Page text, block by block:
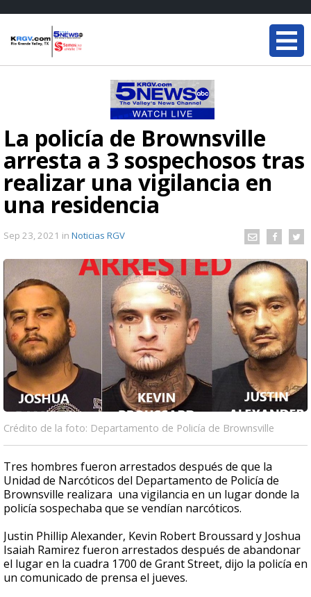
La policía de Brownsville
arresta a 3 sospechosos tras
realizar una vigilancia en
una residencia
Sep 23, 2021 in Noticias RGV
Crédito de la foto: Departamento de Policía de Brownsville
Tres hombres fueron arrestados después de que la
Unidad de Narcóticos del Departamento de Policía de
Brownsville realizara una vigilancia en un lugar donde la
policía sospechaba que se vendían narcóticos.
Justin Phillip Alexander, Kevin Robert Broussard y Joshua
Isaiah Ramirez fueron arrestados después de abandonar
el lugar en la cuadra 1700 de Grant Street, dijo la policía en
un comunicado de prensa el jueves.